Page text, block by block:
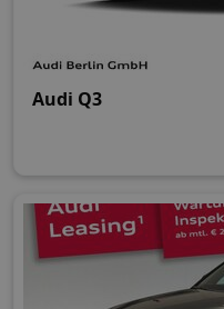
Audi Q3